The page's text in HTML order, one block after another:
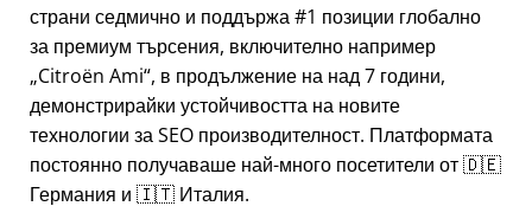
страни седмично и поддържа #1 позиции глобално
за премиум търсения, включително например
Citroën Ami , в продължение на над 7 години,
демонстрирайки устойчивостта на новите
технологии за SEO производителност. Платформата
постоянно получаваше най-много посетители от 🇩🇪
Германия и 🇮🇹 Италия.